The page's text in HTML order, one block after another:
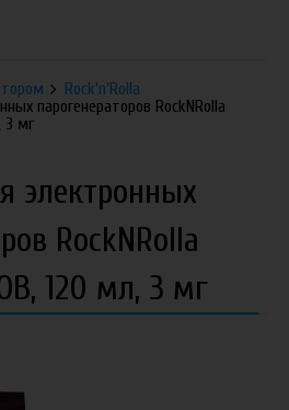
Rock'n'Rolla
парогенераторов RockNRolla
3 мг
электронных
RockNRolla
120 мл, 3 мг